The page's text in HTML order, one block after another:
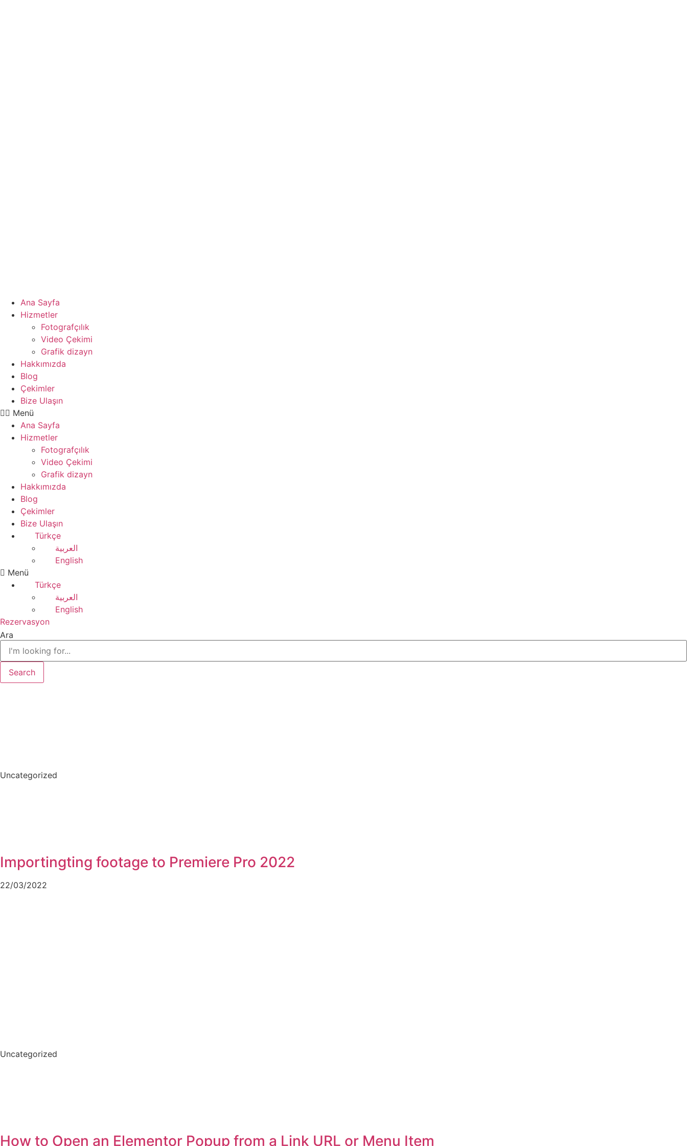
Ana Sayfa
Hizmetler
Fotografçılık
Video Çekimi
Grafik dizayn
Hakkımızda
Blog
Çekimler
Bize Ulaşın
Menü
Ana Sayfa
Hizmetler
Fotografçılık
Video Çekimi
Grafik dizayn
Hakkımızda
Blog
Çekimler
Bize Ulaşın
Türkçe
العربية
English
Menü
Türkçe
العربية
English
Rezervasyon
Ara
Search
Uncategorized
Importingting footage to Premiere Pro 2022
22/03/2022
Uncategorized
How to Open an Elementor Popup from a Link URL or Menu Item